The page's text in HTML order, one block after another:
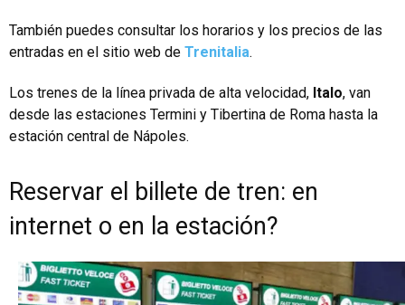
También puedes consultar los horarios y los precios de las
entradas en el sitio web de Trenitalia.
Los trenes de la línea privada de alta velocidad, Italo, van
desde las estaciones Termini y Tibertina de Roma hasta la
estación central de Nápoles.
Reservar el billete de tren: en
internet o en la estación?